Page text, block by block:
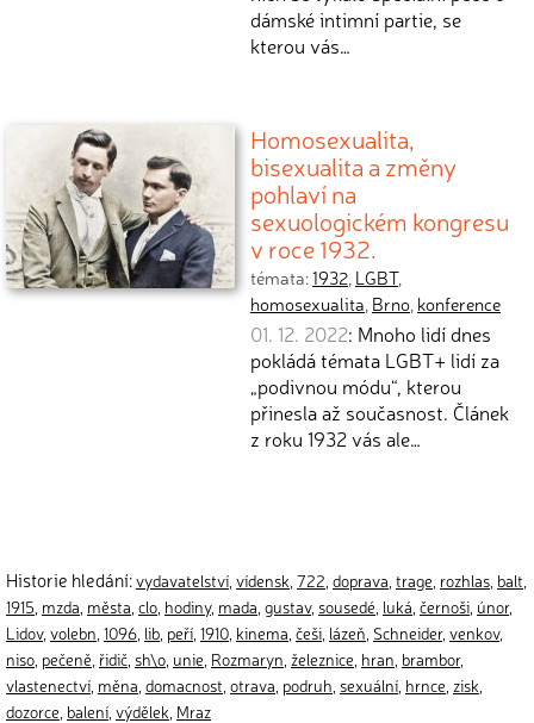
dámské intimní partie, se
kterou vás…
Homosexualita,
bisexualita a změny
pohlaví na
sexuologickém kongresu
v roce 1932.
témata:1932, LGBT,
homosexualita, Brno, konference
01. 12. 2022: Mnoho lidí dnes
pokládá témata LGBT+ lidí za
„podivnou módu“, kterou
přinesla až současnost. Článek
z roku 1932 vás ale…
Historie hledání:vydavatelství vídensk 722 doprava trage rozhlas balt
1915 mzda města clo hodiny, mada gustav, sousedé luká černoši únor,
Lidov, volebn 1096 lib peří 1910 kinema češi lázeň Schneider, venkov,
niso pečeně řidič sh\o unie Rozmaryn železnice hran brambor,
vlastenectví měna domacnost otrava podruh sexuální hrnce zisk
dozorce balení výdělek Mraz